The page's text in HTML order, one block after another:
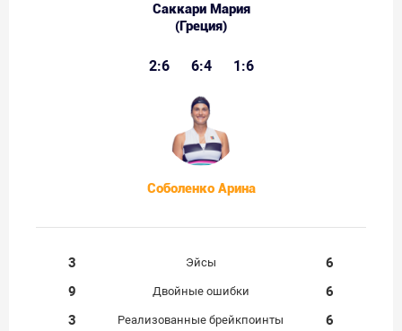
Саккари Мария
(Греция)
2:6 6:4 1:6
Соболенко Арина
3 Эйсы
6
9
Двойные ошибки
6
3
Реализованные брейкпоинты
6